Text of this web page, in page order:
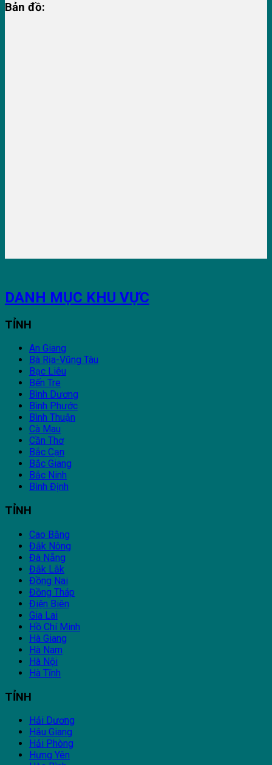
Bản đồ:
DANH MỤC KHU VỰC
TỈNH
An Giang
Bà Rịa-Vũng Tàu
Bạc Liêu
Bến Tre
Bình Dương
Bình Phước
Bình Thuận
Cà Mau
Cần Thơ
Bắc Cạn
Bắc Giang
Bắc Ninh
Bình Định
TỈNH
Cao Bằng
Đắk Nông
Đà Nẵng
Đắk Lắk
Đồng Nai
Đồng Tháp
Điện Biên
Gia Lai
Hồ Chí Minh
Hà Giang
Hà Nam
Hà Nội
Hà Tĩnh
TỈNH
Hải Dương
Hậu Giang
Hải Phòng
Hưng Yên